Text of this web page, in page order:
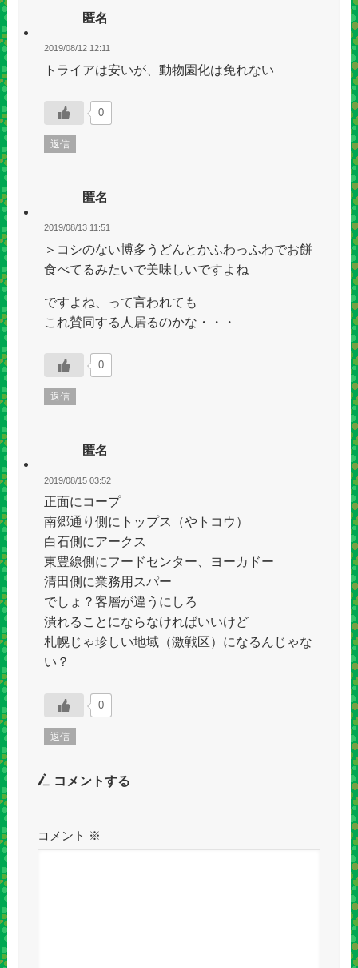
匿名
2019/08/12 12:11
トライアは安いが、動物園化は免れない
0
返信
匿名
2019/08/13 11:51
＞コシのない博多うどんとかふわっふわでお餅
食べてるみたいで美味しいですよね
ですよね、って言われても
これ賛同する人居るのかな・・・
0
返信
匿名
2019/08/15 03:52
正面にコープ
南郷通り側にトップス（やトコウ）
白石側にアークス
東豊線側にフードセンター、ヨーカドー
清田側に業務用スパー
でしょ？客層が違うにしろ
潰れることにならなければいいけど
札幌じゃ珍しい地域（激戦区）になるんじゃな
い？
0
返信
コメントする
コメント ※